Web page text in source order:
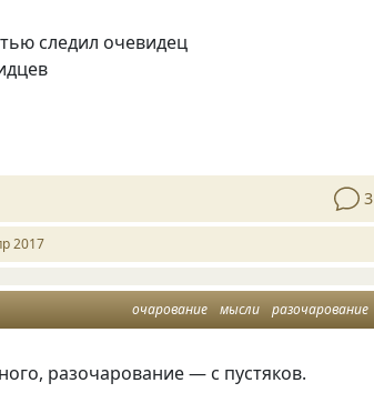
следил очевидец
3
2017
очарование мысли разочарование
разочарование — с пустяков.